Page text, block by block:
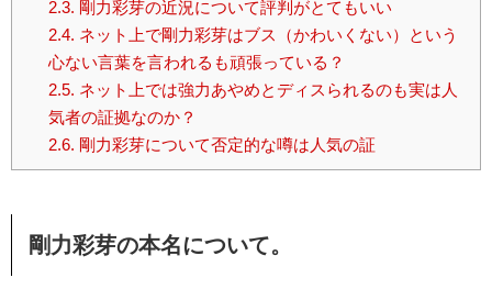
2.3. 剛力彩芽の近況について評判がとてもいい
2.4. ネット上で剛力彩芽はブス（かわいくない）という
心ない言葉を言われるも頑張っている？
2.5. ネット上では強力あやめとディスられるのも実は人
気者の証拠なのか？
2.6. 剛力彩芽について否定的な噂は人気の証
剛力彩芽の本名について。